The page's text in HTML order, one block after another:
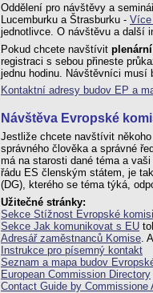
Oddělení pro návštěvy a
Lucemburku a Štrasburku - Více
jednotlivce. O návštěvu a další
Pokud chcete navštívit
registraci s sebou přineste
jednu hodinu. Návštěvníci musí
Kontaktní adresy budov EP a
Návštěva Evropské
Jestliže chcete navštívit
správného člověka a správné
má na starosti dané téma a
řádu ES členským státem, je
(DG), kterého se téma týká,
Užitečné stránky:
Sekce Stížnost Evropské komisi
Sekce Jak komunikovat s EU
Adresář zaměstnanců Komise.
Instrukce pro písemný kontakt
Seznam a mapa budov
European Commission Directory
Contact Guide by Commissione